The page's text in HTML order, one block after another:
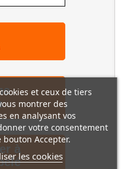
à
et ceux de tiers
montrer des
en analysant vos
votre consentement
Accepter.
les cookies